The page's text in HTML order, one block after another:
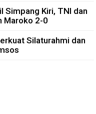
Simpang Kiri, TNI dan
Maroko 2-0
Silaturahmi dan